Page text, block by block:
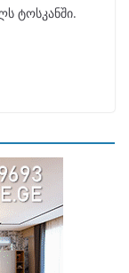
ტოსკანში.